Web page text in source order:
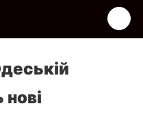
нові